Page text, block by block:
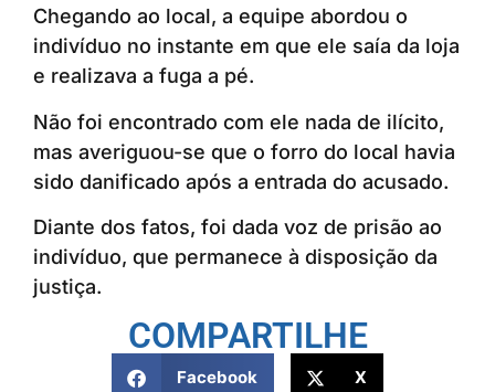
Chegando ao local, a equipe abordou o
indivíduo no instante em que ele saía da loja
e realizava a fuga a pé.
Não foi encontrado com ele nada de ilícito,
mas averiguou-se que o forro do local havia
sido danificado após a entrada do acusado.
Diante dos fatos, foi dada voz de prisão ao
indivíduo, que permanece à disposição da
justiça.
COMPARTILHE
Facebook X